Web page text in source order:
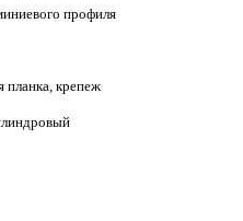
профиля
планка, крепеж